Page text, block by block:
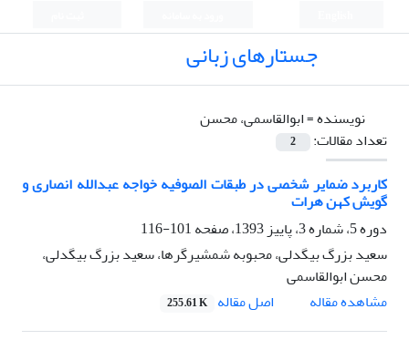
جستارهای زبانی
نویسنده =ابوالقاسمی، محسن
تعداد مقالات:
2
کاربرد ضمایر شخصی در طبقات‏ الصوفیه خواجه ‏عبدالله‏ انصاری و
گویش کهن هرات
دوره 5، شماره 3، پاییز 1393، صفحه
101-116
سعید بزرگ بیگدلی، محبوبه شمشیرگرها، سعید بزرگ بیگدلی،
محسن ابوالقاسمی
مشاهده مقاله
اصل مقاله 255.61 K